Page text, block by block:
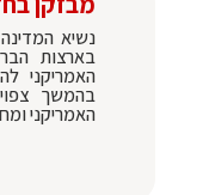
נשיא
בארצות
האמריקני
בהמשך
האמריקני